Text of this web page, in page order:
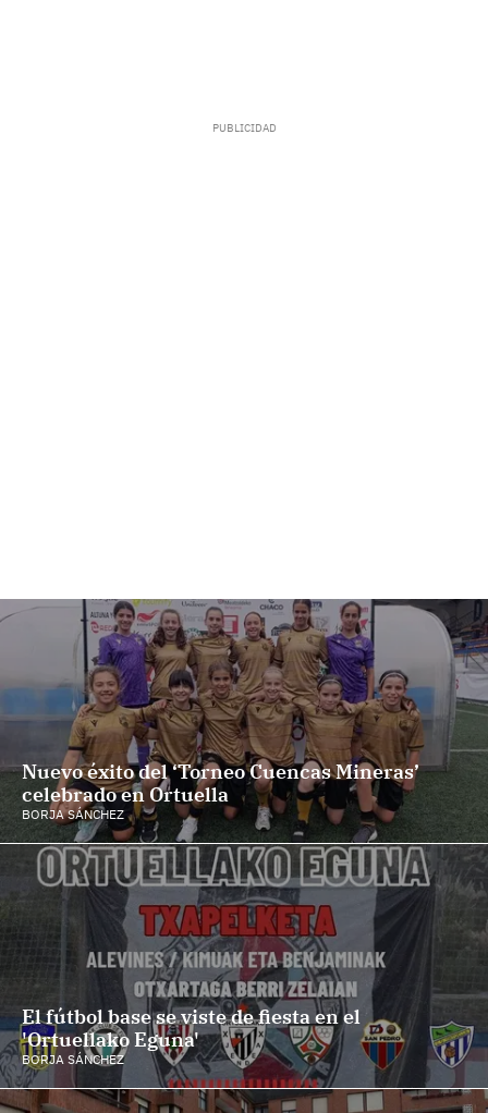
Nuevo éxito del ‘Torneo Cuencas Mineras’
celebrado en Ortuella
BORJA SÁNCHEZ
El fútbol base se viste de fiesta en el
'Ortuellako Eguna'
BORJA SÁNCHEZ